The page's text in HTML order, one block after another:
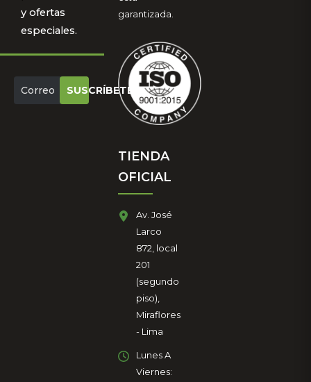
y ofertas
especiales.
SUSCRÍBETE
garantizada.
TIENDA
OFICIAL
Av. José
Larco
872, local
201
(segundo
piso),
Miraflores
- Lima
Lunes A
Viernes: